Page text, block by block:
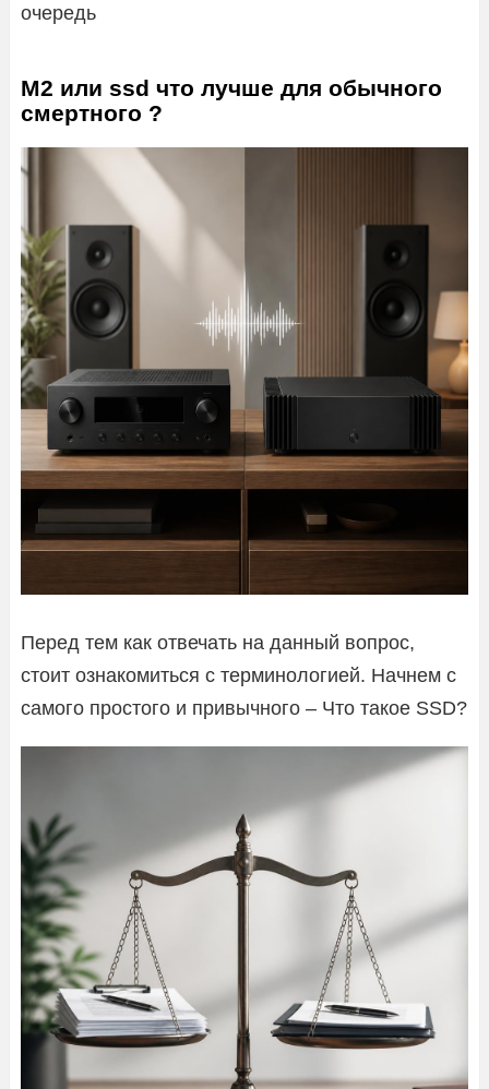
очередь
M2 или ssd что лучше для обычного
смертного ?
Перед тем как отвечать на данный вопрос,
стоит ознакомиться с терминологией. Начнем с
самого простого и привычного – Что такое SSD?